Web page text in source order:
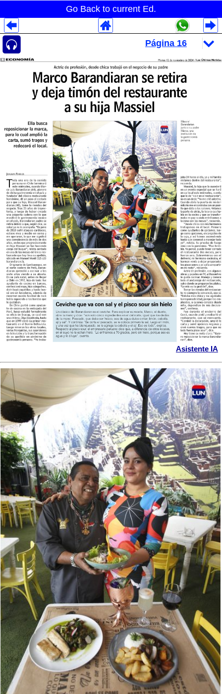
Go Back to current Ed.
Asistente IA
Despliegues Analytics
Despliegues Totales
Despliegues por Rubros